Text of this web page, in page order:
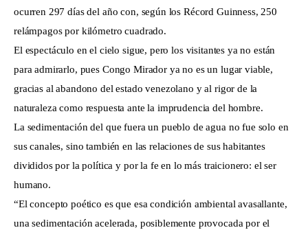
ocurren 297 días del año con, según los Récord Guinness, 250
relámpagos por kilómetro cuadrado.
El espectáculo en el cielo sigue, pero los visitantes ya no están
para admirarlo, pues Congo Mirador ya no es un lugar viable,
gracias al abandono del estado venezolano y al rigor de la
naturaleza como respuesta ante la imprudencia del hombre.
La sedimentación del que fuera un pueblo de agua no fue solo en
sus canales, sino también en las relaciones de sus habitantes
divididos por la política y por la fe en lo más traicionero: el ser
humano.
“El concepto poético es que esa condición ambiental avasallante,
una sedimentación acelerada, posiblemente provocada por el